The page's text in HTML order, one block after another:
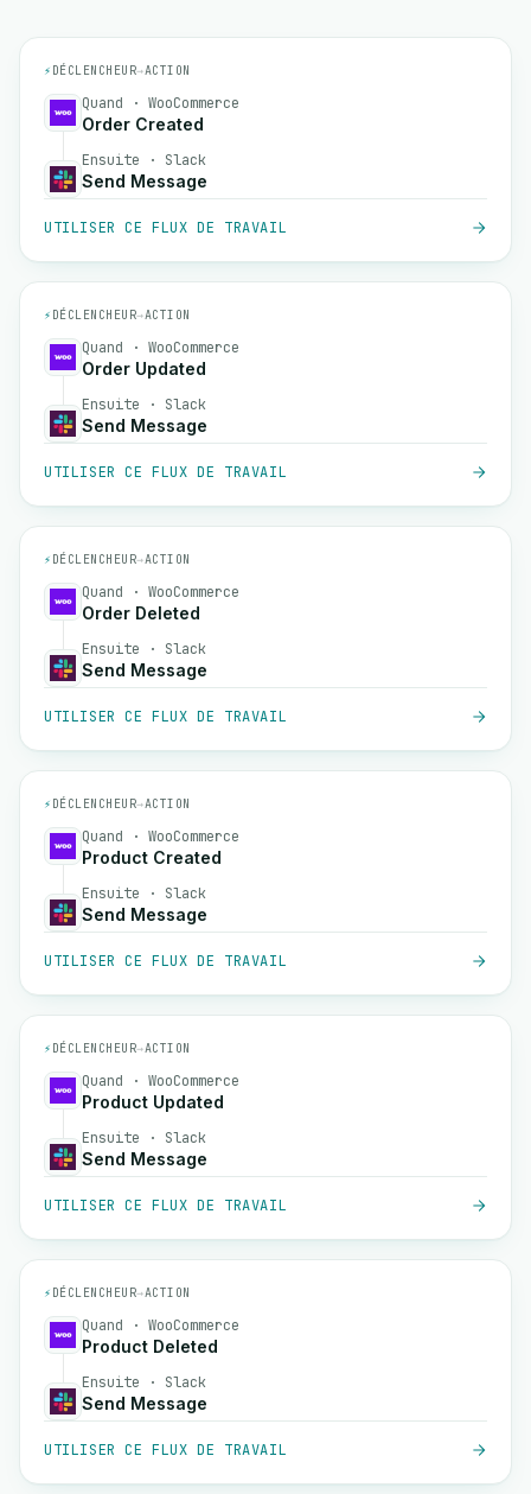
⚡ DÉCLENCHEUR→ACTION
Quand · WooCommerce
Order Created
Ensuite · Slack
Send Message
UTILISER CE FLUX DE TRAVAIL
⚡ DÉCLENCHEUR→ACTION
Quand · WooCommerce
Order Updated
Ensuite · Slack
Send Message
UTILISER CE FLUX DE TRAVAIL
⚡ DÉCLENCHEUR→ACTION
Quand · WooCommerce
Order Deleted
Ensuite · Slack
Send Message
UTILISER CE FLUX DE TRAVAIL
⚡ DÉCLENCHEUR→ACTION
Quand · WooCommerce
Product Created
Ensuite · Slack
Send Message
UTILISER CE FLUX DE TRAVAIL
⚡ DÉCLENCHEUR→ACTION
Quand · WooCommerce
Product Updated
Ensuite · Slack
Send Message
UTILISER CE FLUX DE TRAVAIL
⚡ DÉCLENCHEUR→ACTION
Quand · WooCommerce
Product Deleted
Ensuite · Slack
Send Message
UTILISER CE FLUX DE TRAVAIL